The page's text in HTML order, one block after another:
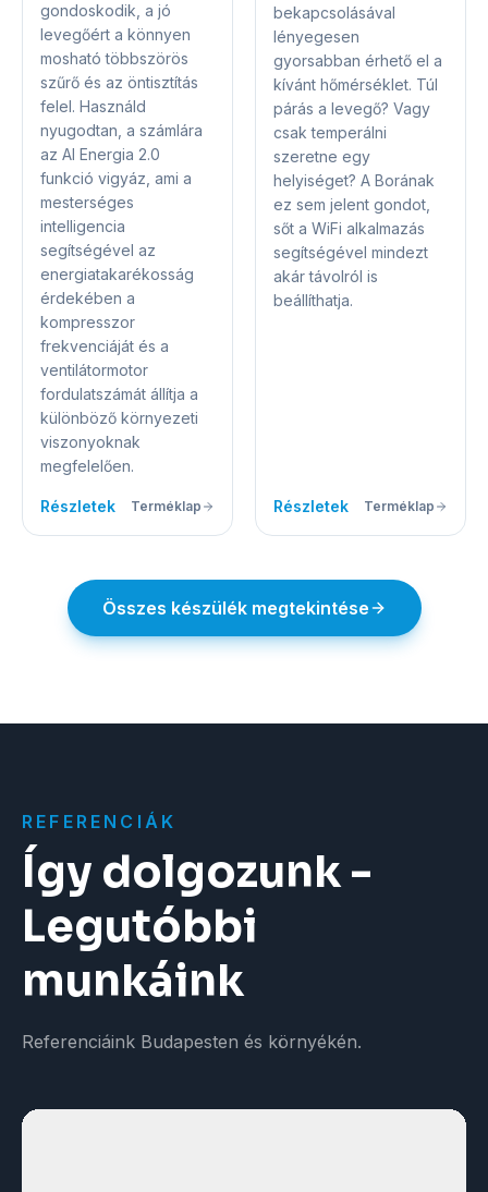
gondoskodik, a jó
levegőért a könnyen
mosható többszörös
szűrő és az öntisztítás
felel. Használd
nyugodtan, a számlára
az AI Energia 2.0
funkció vigyáz, ami a
mesterséges
intelligencia
segítségével az
energiatakarékosság
érdekében a
kompresszor
frekvenciáját és a
ventilátormotor
fordulatszámát állítja a
különböző környezeti
viszonyoknak
megfelelően.
Részletek Terméklap
bekapcsolásával
lényegesen
gyorsabban érhető el a
kívánt hőmérséklet. Túl
párás a levegő? Vagy
csak temperálni
szeretne egy
helyiséget? A Borának
ez sem jelent gondot,
sőt a WiFi alkalmazás
segítségével mindezt
akár távolról is
beállíthatja.
Részletek Terméklap
Összes készülék megtekintése
REFERENCIÁK
Így dolgozunk -
Legutóbbi
munkáink
Referenciáink Budapesten és környékén.